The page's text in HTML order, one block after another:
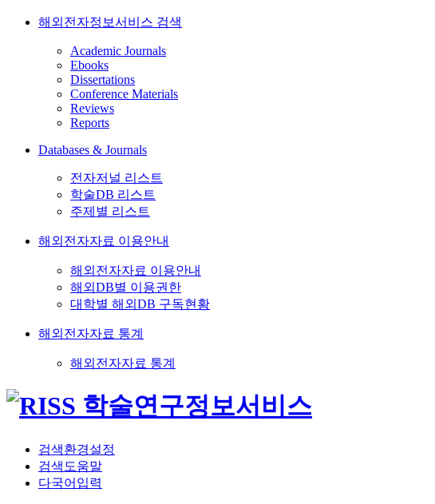
해외전자정보서비스 검색
Academic Journals
Ebooks
Dissertations
Conference Materials
Reviews
Reports
Databases & Journals
전자저널 리스트
학술DB 리스트
주제별 리스트
해외전자자료 이용안내
해외전자자료 이용안내
해외DB별 이용권한
대학별 해외DB 구독현황
해외전자자료 통계
해외전자자료 통계
검색환경설정
검색도움말
다국어입력